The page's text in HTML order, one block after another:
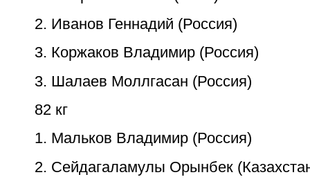
2. Иванов Геннадий (Россия)
3. Коржаков Владимир (Россия)
3. Шалаев Моллгасан (Россия)
82 кг
1. Мальков Владимир (Россия)
2. Сейдагаламулы Орынбек